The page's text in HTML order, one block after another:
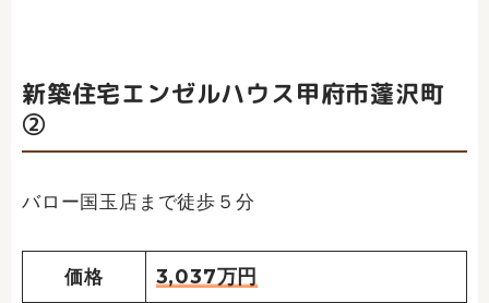
新築住宅エンゼルハウス甲府市蓬沢町
②
バロー国玉店まで徒歩５分
価格 3,037万円